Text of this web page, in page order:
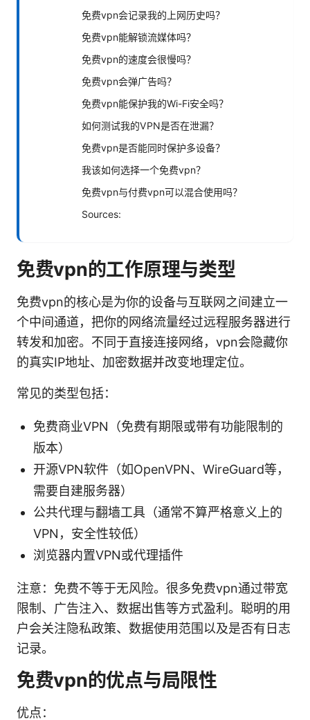
免费vpn会记录我的上网历史吗？
免费vpn能解锁流媒体吗？
免费vpn的速度会很慢吗？
免费vpn会弹广告吗？
免费vpn能保护我的Wi-Fi安全吗？
如何测试我的VPN是否在泄漏？
免费vpn是否能同时保护多设备？
我该如何选择一个免费vpn？
免费vpn与付费vpn可以混合使用吗？
Sources:
免费vpn的工作原理与类型
免费vpn的核心是为你的设备与互联网之间建立一
个中间通道，把你的网络流量经过远程服务器进行
转发和加密。不同于直接连接网络，vpn会隐藏你
的真实IP地址、加密数据并改变地理定位。
常见的类型包括：
免费商业VPN（免费有期限或带有功能限制的
版本）
开源VPN软件（如OpenVPN、WireGuard等，
需要自建服务器）
公共代理与翻墙工具（通常不算严格意义上的
VPN，安全性较低）
浏览器内置VPN或代理插件
注意：免费不等于无风险。很多免费vpn通过带宽
限制、广告注入、数据出售等方式盈利。聪明的用
户会关注隐私政策、数据使用范围以及是否有日志
记录。
免费vpn的优点与局限性
优点：